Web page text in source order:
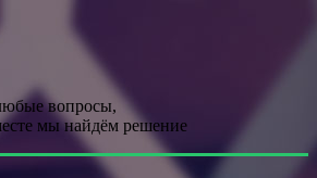
вопросы,
мы найдём решение